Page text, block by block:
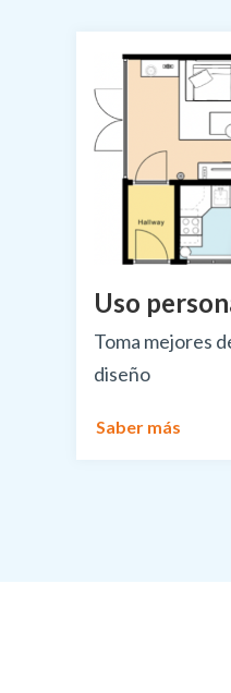
Uso
Toma mejores
diseño
Saber más